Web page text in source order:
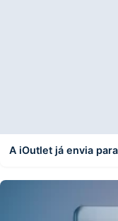
A iOutlet já envia